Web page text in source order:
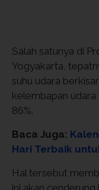
Salah satunya di
Yogyakarta,
suhu udara
kelembapan udara
86%.
Baca Juga:
Hari Terbaik
Hal tersebut
ini akan